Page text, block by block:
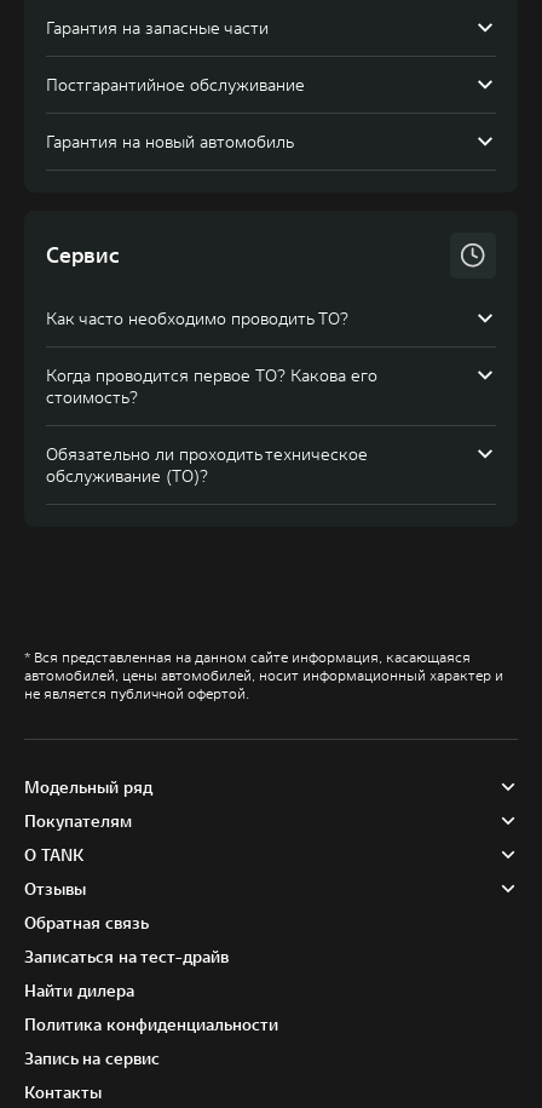
Гарантия на запасные части
Постгарантийное обслуживание
Гарантия на новый автомобиль
Сервис
Как часто необходимо проводить ТО?
Когда проводится первое ТО? Какова его
стоимость?
Обязательно ли проходить техническое
обслуживание (ТО)?
* Вся представленная на данном сайте информация, касающаяся
автомобилей, цены автомобилей, носит информационный характер и
не является публичной офертой.
Модельный ряд
Покупателям
О TANK
Отзывы
Обратная связь
Записаться на тест-драйв
Найти дилера
Политика конфиденциальности
Запись на сервис
Контакты